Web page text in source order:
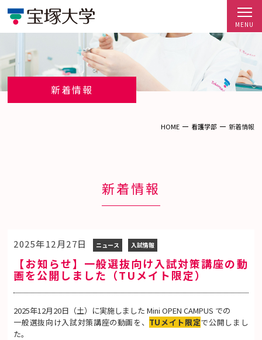
新着情報
HOME 看護学部 新着情報
新着情報
2025年12月27日 ニュース 入試情報
【お知らせ】一般選抜向け入試対策講座の動
画を公開しました（TUメイト限定）
2025年12月20日（土）に実施しました Mini OPEN CAMPUS での
一般選抜向け入試対策講座の動画を、 TUメイト限定で公開しまし
た。